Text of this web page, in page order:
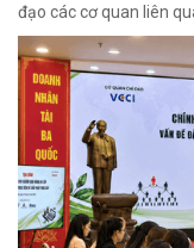
đạo các cơ quan liên